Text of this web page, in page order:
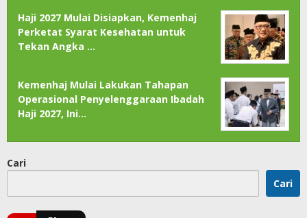
Haji 2027 Mulai Disiapkan, Kemenhaj
Perketat Syarat Kesehatan untuk
Tekan Angka …
Kemenhaj Mulai Lakukan Tahapan
Operasional Penyelenggaraan Ibadah
Haji 2027, Ini…
Cari
Cari